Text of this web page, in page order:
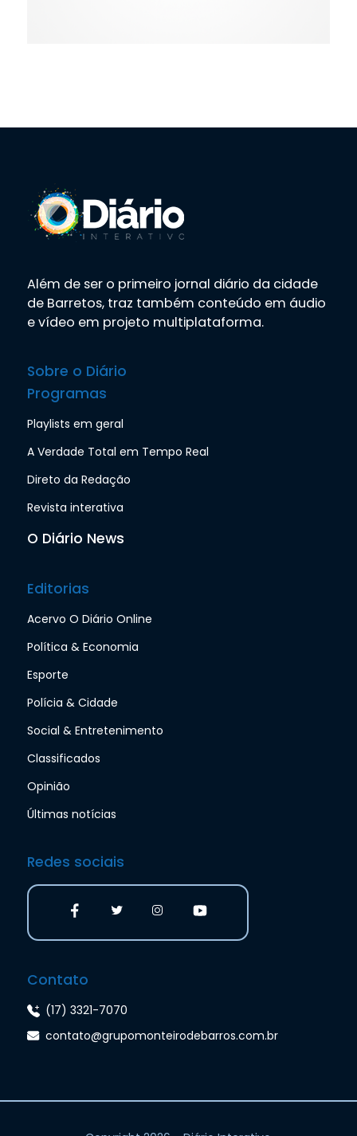
Além de ser o primeiro jornal diário da cidade
de Barretos, traz também conteúdo em áudio
e vídeo em projeto multiplataforma.
Sobre o Diário
Programas
Playlists em geral
A Verdade Total em Tempo Real
Direto da Redação
Revista interativa
O Diário News
Editorias
Acervo O Diário Online
Política & Economia
Esporte
Polícia & Cidade
Social & Entretenimento
Classificados
Opinião
Últimas notícias
Redes sociais
Contato
(17) 3321-7070
contato@grupomonteirodebarros.com.br